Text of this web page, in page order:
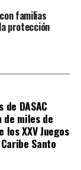
familias
protección
DASAC
miles de
XXV Juegos
Santo